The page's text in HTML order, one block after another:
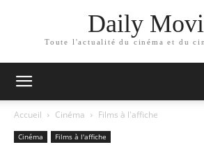
Daily
Toute l'actualité du cinéma et du
Accueil Cinéma Films à l'affiche
Cinéma Films à l'affiche